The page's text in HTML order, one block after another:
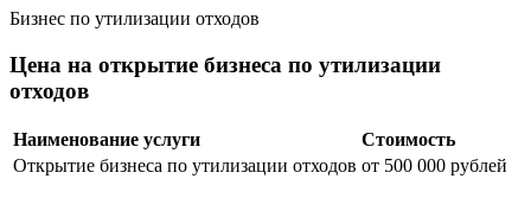
Бизнес по утилизации отходов
Цена на открытие бизнеса по утилизации
отходов
Наименование услуги
Стоимость
Открытие бизнеса по утилизации отходов от 500 000 рублей